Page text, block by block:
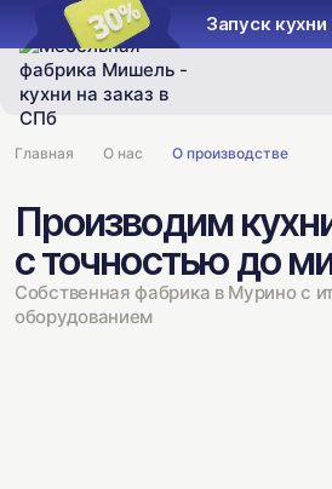
Запуск кухни в
Главная О нас О производстве
Производим
с точностью до
Собственная фабрика в Мурино с
оборудованием